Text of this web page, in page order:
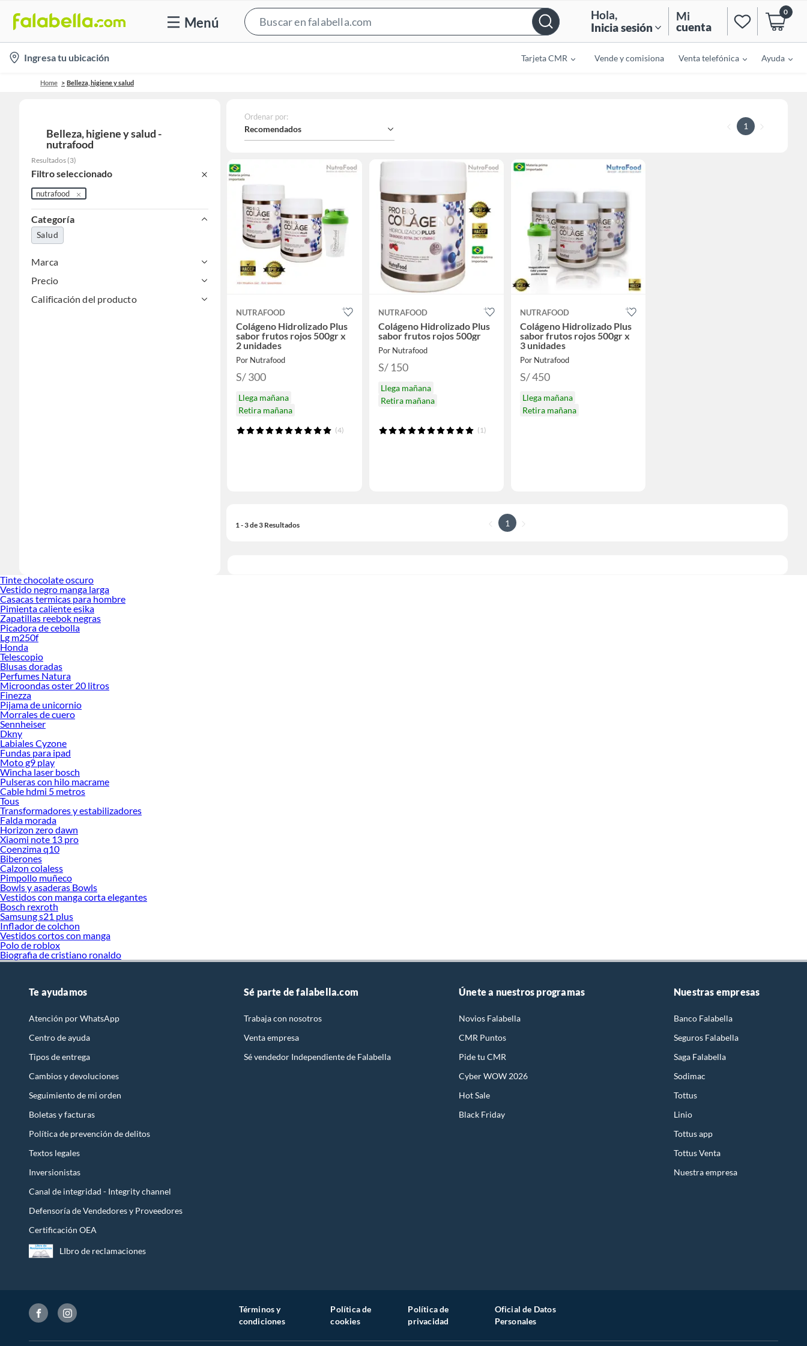
Menú
Bar
Hola,
Inicia sesión
Mi
cuenta
0
location-
icon
Ingresa tu ubicación Tarjeta CMR Vende y comisiona Venta telefónica Ayuda
Home Belleza, higiene y salud
Belleza, higiene y salud -
nutrafood
Resultados (3)
Filtro seleccionado
nutrafood
Categoría
Salud
Marca
Precio
Calificación del producto
Ordenar por:
Recomendados 1
NUTRAFOOD
Colágeno Hidrolizado Plus
sabor frutos rojos 500gr x
2 unidades
Por Nutrafood
S/ 300
Llega mañana
Retira mañana
(4)
NUTRAFOOD
Colágeno Hidrolizado Plus
sabor frutos rojos 500gr
Por Nutrafood
S/ 150
Llega mañana
Retira mañana
(1)
NUTRAFOOD
Colágeno Hidrolizado Plus
sabor frutos rojos 500gr x
3 unidades
Por Nutrafood
S/ 450
Llega mañana
Retira mañana
1 - 3 de 3 Resultados 1
Tinte chocolate oscuro
Vestido negro manga larga
Casacas termicas para hombre
Pimienta caliente esika
Zapatillas reebok negras
Picadora de cebolla
Lg m250f
Honda
Telescopio
Blusas doradas
Perfumes Natura
Microondas oster 20 litros
Finezza
Pijama de unicornio
Morrales de cuero
Sennheiser
Dkny
Labiales Cyzone
Fundas para ipad
Moto g9 play
Wincha laser bosch
Pulseras con hilo macrame
Cable hdmi 5 metros
Tous
Transformadores y estabilizadores
Falda morada
Horizon zero dawn
Xiaomi note 13 pro
Coenzima q10
Biberones
Calzon colaless
Pimpollo muñeco
Bowls y asaderas Bowls
Vestidos con manga corta elegantes
Bosch rexroth
Samsung s21 plus
Inflador de colchon
Vestidos cortos con manga
Polo de roblox
Biografia de cristiano ronaldo
Te ayudamos
Atención por WhatsApp
Centro de ayuda
Tipos de entrega
Cambios y devoluciones
Seguimiento de mi orden
Boletas y facturas
Política de prevención de delitos
Textos legales
Inversionistas
Canal de integridad - Integrity channel
Defensoría de Vendedores y Proveedores
Certificación OEA
LIbro de reclamaciones
Sé parte de falabella.com
Trabaja con nosotros
Venta empresa
Sé vendedor Independiente de Falabella
Únete a nuestros programas
Novios Falabella
CMR Puntos
Pide tu CMR
Cyber WOW 2026
Hot Sale
Black Friday
Nuestras empresas
Banco Falabella
Seguros Falabella
Saga Falabella
Sodimac
Tottus
Linio
Tottus app
Tottus Venta
Nuestra empresa
Términos y
condiciones
Política de
cookies
Política de
privacidad
Oficial de Datos
Personales